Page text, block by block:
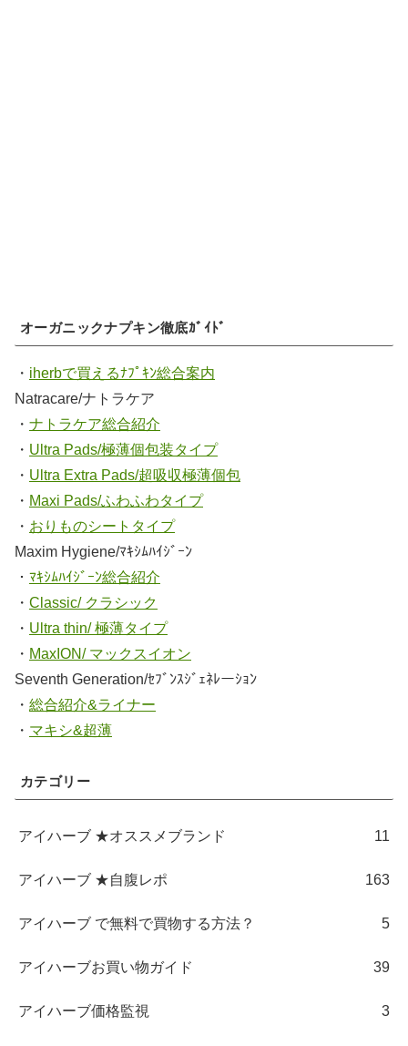
オーガニックナプキン徹底ｶﾞｲﾄﾞ
・ iherbで買えるﾅﾌﾟｷﾝ総合案内
Natracare/ナトラケア
・ ナトラケア総合紹介
・ Ultra Pads/極薄個包装タイプ
・ Ultra Extra Pads/超吸収極薄個包
・ Maxi Pads/ふわふわタイプ
・ おりものシートタイプ
Maxim Hygiene/ﾏｷｼﾑﾊｲｼﾞｰﾝ
・ ﾏｷｼﾑﾊｲｼﾞｰﾝ総合紹介
・ Classic/ クラシック
・ Ultra thin/ 極薄タイプ
・ MaxION/ マックスイオン
Seventh Generation/ｾﾌﾞﾝｽｼﾞｪﾈﾚーｼｮﾝ
・ 総合紹介&ライナー
・ マキシ&超薄
カテゴリー
アイハーブ ★オススメブランド 11
アイハーブ ★自腹レポ 163
アイハーブ で無料で買物する方法？ 5
アイハーブお買い物ガイド 39
アイハーブ価格監視 3